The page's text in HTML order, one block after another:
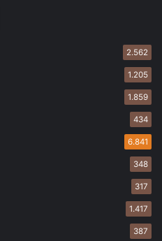
2.562
1.205
1.859
434
6.841
348
317
1.417
387